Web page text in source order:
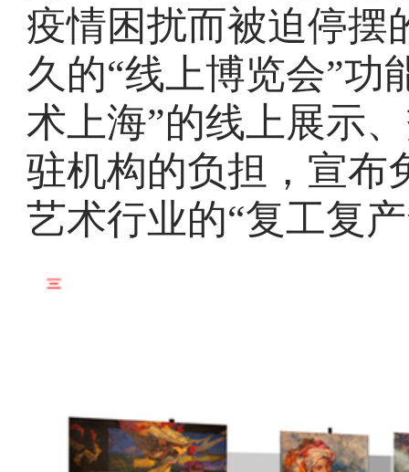
疫情困扰而被迫停摆
久的“线上博览会”功
术上海”的线上展示
驻机构的负担，宣布
艺术行业的“复工复